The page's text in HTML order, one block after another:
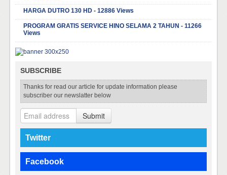
HARGA DUTRO 130 HD - 12886 Views
PROGRAM GRATIS SERVICE HINO SELAMA 2 TAHUN - 11266
Views
SUBSCRIBE
Thanks for read our article for update information please
subscriber our newslatter below
Submit
Twitter
Facebook